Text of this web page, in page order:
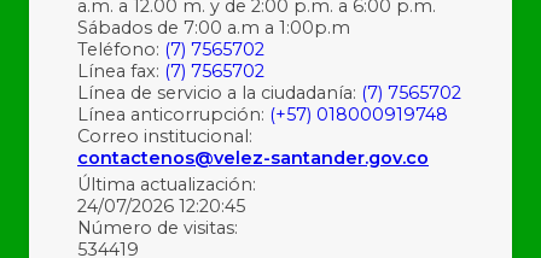
a.m. a 12.00 m. y de 2:00 p.m. a 6:00 p.m.
Sábados de 7:00 a.m a 1:00p.m
Teléfono: (7) 7565702
Línea fax: (7) 7565702
Línea de servicio a la ciudadanía: (7) 7565702
Línea anticorrupción: (+57) 018000919748
Correo institucional:
contactenos@velez-santander.gov.co
Última actualización:
24/07/2026 12:20:45
Número de visitas:
534419